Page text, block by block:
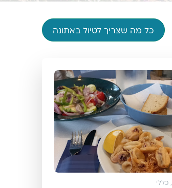
כל מה שצריך לטיול באתונה
,כללי